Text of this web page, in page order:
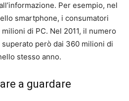
Per esempio, nel
smartphone, i consumatori
di PC. Nel 2011, il numero
però dai 360 milioni di
stesso anno.
a guardare